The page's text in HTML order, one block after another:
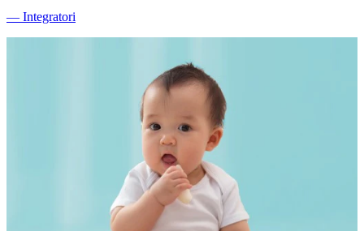
― Integratori